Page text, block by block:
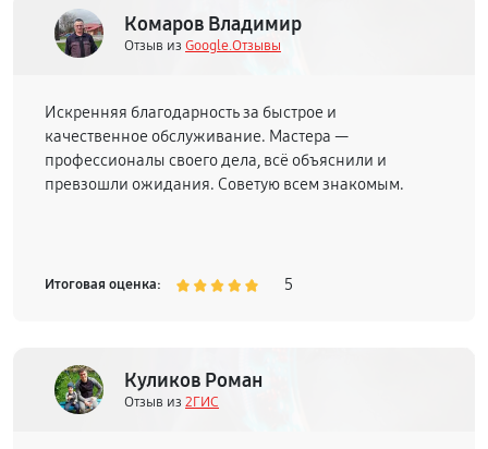
Комаров Владимир
Отзыв из Google.Отзывы
Искренняя благодарность за быстрое и
качественное обслуживание. Мастера —
профессионалы своего дела, всё объяснили и
превзошли ожидания. Советую всем знакомым.
Итоговая оценка: 5
Куликов Роман
Отзыв из 2ГИС